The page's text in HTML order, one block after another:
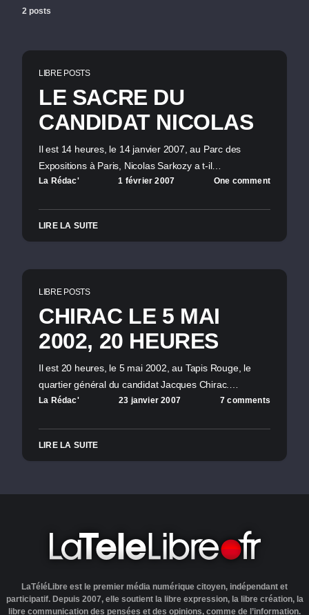
2 posts
LIBRE POSTS
LE SACRE DU
CANDIDAT NICOLAS
Il est 14 heures, le 14 janvier 2007, au Parc des
Expositions à Paris, Nicolas Sarkozy a t-il…
La Rédac' 1 février 2007 One comment
LIRE LA SUITE
LIBRE POSTS
CHIRAC LE 5 MAI
2002, 20 HEURES
Il est 20 heures, le 5 mai 2002, au Tapis Rouge, le
quartier général du candidat Jacques Chirac.…
La Rédac' 23 janvier 2007 7 comments
LIRE LA SUITE
LaTéléLibre est le premier média numérique citoyen, indépendant et
participatif. Depuis 2007, elle soutient la libre expression, la libre création, la
libre communication des pensées et des opinions, comme de l’information.